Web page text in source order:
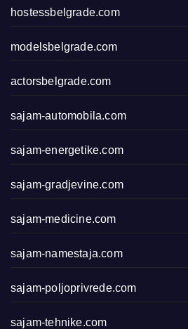
hostessbelgrade.com
modelsbelgrade.com
actorsbelgrade.com
sajam-automobila.com
sajam-energetike.com
sajam-gradjevine.com
sajam-medicine.com
sajam-namestaja.com
sajam-poljoprivrede.com
sajam-tehnike.com